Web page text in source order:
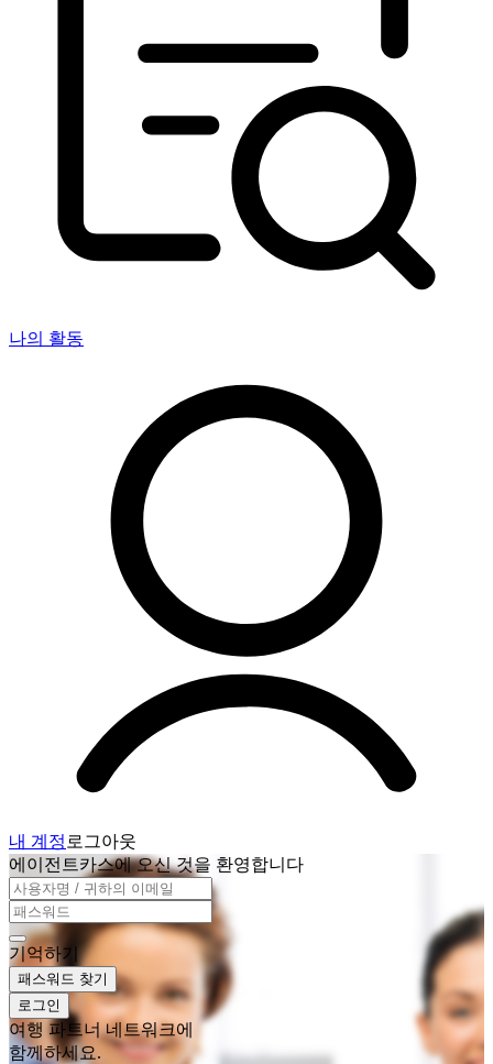
나의 활동
내 계정 로그아웃
에이전트카스에 오신 것을 환영합니다
기억하기
패스워드 찾기
로그인
여행 파트너 네트워크에
함께하세요.